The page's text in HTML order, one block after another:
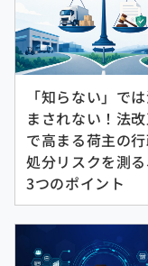
「知らない」で
まされない！法
で高まる荷主の
処分リスクを測る
3つのポイント